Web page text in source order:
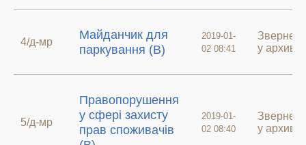
4/д-мр
Майданчик для
паркування (В)
2019-01-
02 08:41
у архиві
5/д-мр
Правопорушення
у сфері захисту
прав споживачів
2019-01-
02 08:40
у архиві